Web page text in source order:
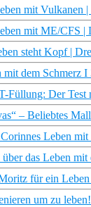
mit Vulkanen
mit ME/CFS
steht Kopf |
dem Schmerz I
Füllung: Der
– Beliebtes
Leben
das Leben
für ein
um zu